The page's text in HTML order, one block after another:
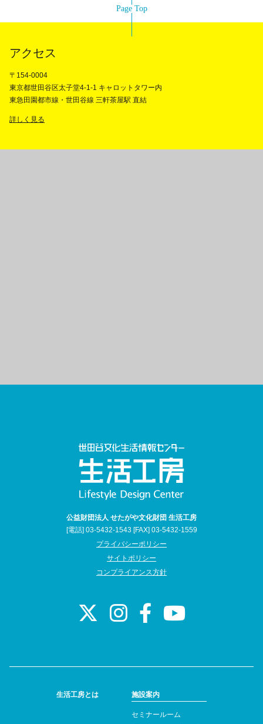
Page Top
アクセス
〒154-0004
東京都世田谷区太子堂4-1-1 キャロットタワー内
東急田園都市線・世田谷線 三軒茶屋駅 直結
詳しく見る
公益財団法人 せたがや文化財団 生活工房
[電話] 03-5432-1543 [FAX] 03-5432-1559
プライバシーポリシー
サイトポリシー
コンプライアンス方針
生活工房とは 施設案内
セミナールーム